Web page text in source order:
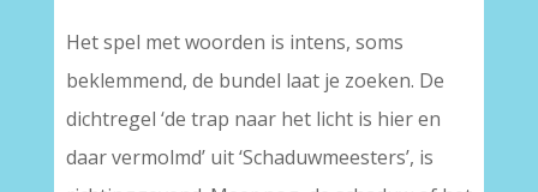
Het spel met woorden is intens, soms
beklemmend, de bundel laat je zoeken. De
dichtregel ‘de trap naar het licht is hier en
daar vermolmd’ uit ‘Schaduwmeesters’, is